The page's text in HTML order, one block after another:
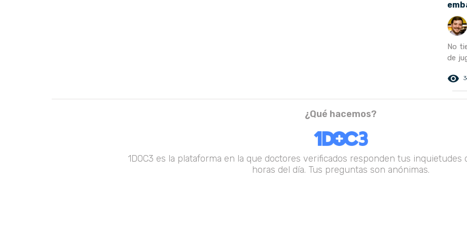
No
de
remove_red_eye
¿Qué hacemos?
1DOC3 es la plataforma en la que doctores verificados responden tus inquietudes
horas del día. Tus preguntas son anónimas.